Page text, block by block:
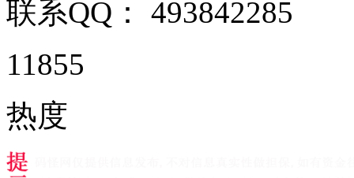
联系QQ： 493842285
11855
热度